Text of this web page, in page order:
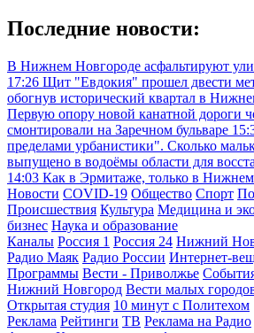
Последние новости:
В Нижнем Новгороде асфальтируют
17:26 Щит "Евдокия" прошел двести
обогнув исторический квартал в
Первую опору новой канатной дороги
смонтировали на Заречном бульваре
пределами урбанистики". Сколько
выпущено в водоёмы области для
14:03 Как в Эрмитаже, только в Нижнем
Новости COVID-19 Общество Спорт
Происшествия Культура Медицина и
бизнес Наука и образование
Каналы Россия 1 Россия 24 Нижний
Радио Маяк Радио России Интернет-
Программы Вести - Приволжье
Нижний Новгород Вести малых
Открытая студия 10 минут с Политехом
Реклама Рейтинги ТВ Реклама на Радио